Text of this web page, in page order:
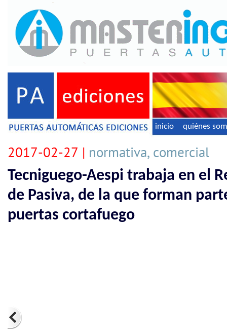
inicio quiénes
2017-02-27 | normativa, comercial
Tecniguego-Aespi trabaja en el
de Pasiva, de la que forman
puertas cortafuego